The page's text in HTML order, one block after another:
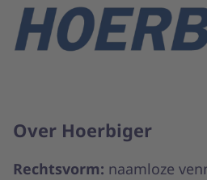
Over Hoerbiger
Rechtsvorm: naamloze